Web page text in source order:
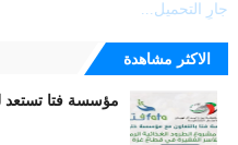
جارٍ التحميل...
الاكثر مشاهدة
مؤسسة فتا تستعد